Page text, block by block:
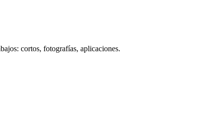
cortos, fotografías, aplicaciones.